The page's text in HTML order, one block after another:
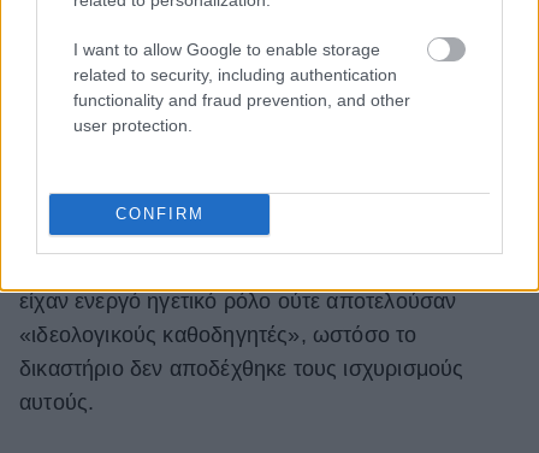
I want to allow Google to enable storage
related to security, including authentication
functionality and fraud prevention, and other
user protection.
CONFIRM
επίσης ένοχος και καταδικάστηκε σε 12 χρόνια
φυλάκισης για αντίστοιχες κατηγορίες. Η
είχαν ενεργό ηγετικό ρόλο ούτε αποτελούσαν
«ιδεολογικούς καθοδηγητές», ωστόσο το
δικαστήριο δεν αποδέχθηκε τους ισχυρισμούς
αυτούς.